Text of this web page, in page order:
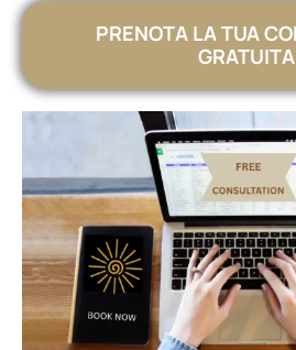
PRENOTA LA TUA
GRATUITA